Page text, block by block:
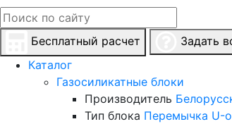
Бесплатный расчет
Задать
Каталог
Газосиликатные блоки
Производитель
Тип блока Перемычка U-